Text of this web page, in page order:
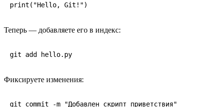
print("Hello, Git!")
Теперь — добавляете его в индекс:
git add hello.py
Фиксируете изменения:
git commit -m "Добавлен скрипт приветствия"